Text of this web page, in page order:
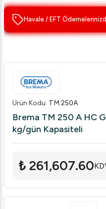
Havale / EFT
Ürün Kodu: TM.250A
Brema TM 250 A HC
kg/gün Kapasiteli
₺ 261,607.60